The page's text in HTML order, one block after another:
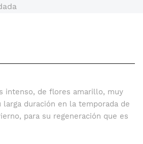
intenso, de flores amarillo, muy
larga duración en la temporada de
para su regeneración que es